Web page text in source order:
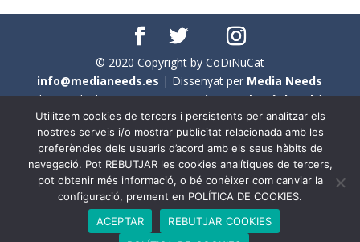
© 2020 Copyright by CoDiNuCat
info@medianeeds.es | Dissenyat per Media Needs
| Tots els drets reservats aCoDiNuCat |Avís legal|
Avís per cookies
En aquest web s'ha tingut en compte l'ús no sexista del
llenguatge. No obstant això, i a causa de la seva
extensió, no s'ha pogut fer de manera exhaustiva. Per
aquest motiu, a vegades , s'ha utilitzat el femení com a
genèric, atès que és una professió que compta amb al
Utilitzem cookies de tercers i persistents per analitzar els
nostres serveis i/o mostrar publicitat relacionada amb les
preferències dels usuaris d’acord amb els seus hàbits de
navegació. Pot REBUTJAR les cookies analítiques de tercers,
pot obtenir més informació, o bé conèixer com canviar la
configuració, prement en POLÍTICA DE COOKIES.
ACEPTAR
REBUTJAR COOKIES